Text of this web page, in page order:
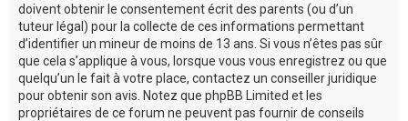
doivent obtenir le consentement écrit des parents (ou d’un
tuteur légal) pour la collecte de ces informations permettant
d’identifier un mineur de moins de 13 ans. Si vous n’êtes pas sûr
que cela s’applique à vous, lorsque vous vous enregistrez ou que
quelqu’un le fait à votre place, contactez un conseiller juridique
pour obtenir son avis. Notez que phpBB Limited et les
propriétaires de ce forum ne peuvent pas fournir de conseils